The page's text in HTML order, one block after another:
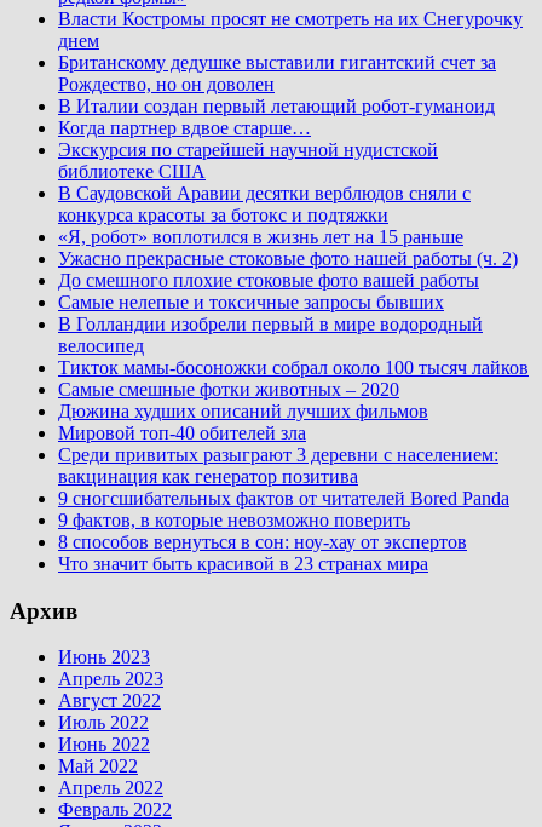
Власти Костромы просят не смотреть на их Снегурочку
днем
Британскому дедушке выставили гигантский счет за
Рождество, но он доволен
В Италии создан первый летающий робот-гуманоид
Когда партнер вдвое старше…
Экскурсия по старейшей научной нудистской
библиотеке США
В Саудовской Аравии десятки верблюдов сняли с
конкурса красоты за ботокс и подтяжки
«Я, робот» воплотился в жизнь лет на 15 раньше
Ужасно прекрасные стоковые фото нашей работы (ч. 2)
До смешного плохие стоковые фото вашей работы
Самые нелепые и токсичные запросы бывших
В Голландии изобрели первый в мире водородный
велосипед
Тикток мамы-босоножки собрал около 100 тысяч лайков
Самые смешные фотки животных – 2020
Дюжина худших описаний лучших фильмов
Мировой топ-40 обителей зла
Среди привитых разыграют 3 деревни с населением:
вакцинация как генератор позитива
9 сногсшибательных фактов от читателей Bored Panda
9 фактов, в которые невозможно поверить
8 способов вернуться в сон: ноу-хау от экспертов
Что значит быть красивой в 23 странах мира
Архив
Июнь 2023
Апрель 2023
Август 2022
Июль 2022
Июнь 2022
Май 2022
Апрель 2022
Февраль 2022